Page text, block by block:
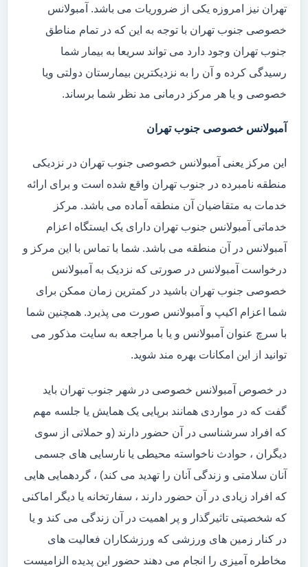
تهران نیز امروزه یکی از ضروریات می باشد. آمبولانس
خصوصی جنوب تهران با توجه به این که در تمام مناطق
جنوب تهران وجود دارد می تواند سریعا به بیمار شما
رسیدگی کرده و آن را به نزدیکترین بیمارستان دولتی ویا
خصوصی و یا هر مرکز درمانی مد نظر شما برساند.
آمبولانس خصوصی جنوب تهران
این مرکز یعنی آمبولانس خصوصی جنوب تهران در نزدیکی
منطقه نامبرده در جنوب تهران واقع شده است و برای ارائه
خدمات به متقاضیان آن منطقه آماده می باشد. مرکز
خدماتی آمبولانس جنوب تهران دارای یک ایستگاه اعزام
آمبولانس در آن منطقه می باشد. شما با تماس با این مرکز و
درخواست آمبولانس در صورتی که نزدیک به آمبولانس
خصوصی جنوب تهران باشید در کمترین زمان ممکن برای
شما اعزام اکیپ و آمبولانس صورت می پذیرد. همچنین شما
با سرچ عنوان آمبولانس و یا با مراجعه به سایت مذکور می
توانید از این امکانات بهره مند شوید.
در خصوص آمبولانس خصوصی در شهر جنوب تهران باید
گفت که در مواردی همانند برپایی یک همایش یا جلسه مهم
که افراد سرشناسی در آن حضور دارند (و حملاتی از سوی
دیگران ، حوادث ناخواسته محیطی یا نارسایی های جسمی
آنان سلامتی و زندگی آنان را تهدید می کند) ، گردهمایی هایی
که افراد زیادی در آن حضور دارند ، سفارتخانه یا دیگر اماکنی
که شخصیتی تاثیرگذار و پر اهمیت در آن زندگی می کند و یا
در کنار زمین های ورزشی که ورزشکاران فعالیت های
مخاطره آمیزی را انجام می دهند حضور این پدیده الزامیست